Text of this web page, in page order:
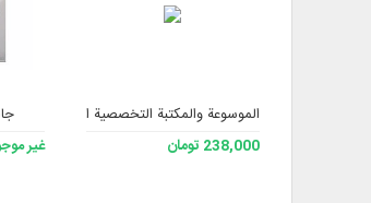
الموسوعة والمكتبة التخصصية الشاملة للفقه 3
238,000 تومان
غير